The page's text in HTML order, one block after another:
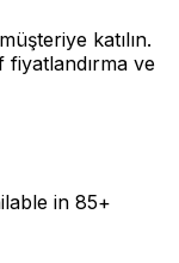
katılın.
fiyatlandırma ve
in 85+